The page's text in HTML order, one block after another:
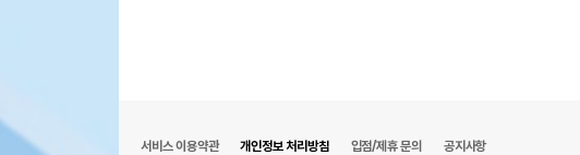
서비스 이용약관 개인정보 처리방침 입점/제휴 문의 공지사항